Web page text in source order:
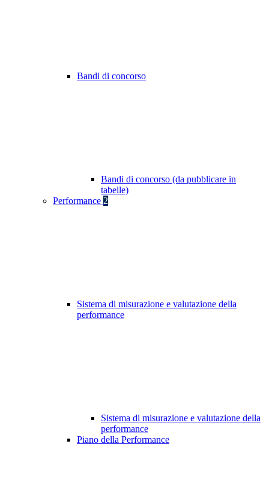
Bandi di concorso
Bandi di concorso (da pubblicare in
tabelle)
Performance 2
Sistema di misurazione e valutazione della
performance
Sistema di misurazione e valutazione della
performance
Piano della Performance